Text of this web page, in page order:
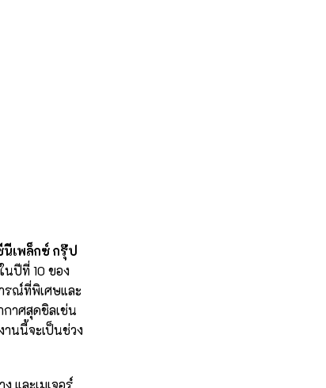
เพล็กซ์ กรุ๊ป
นปีที่ 10 ของ
รณ์ที่พิเศษและ
าศสุดชิลเช่น
นนี้จะเป็นช่วง
และเมเจอร์